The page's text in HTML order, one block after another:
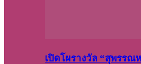
เปิดโผรางวัล “สุพรรณ